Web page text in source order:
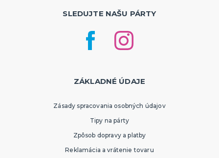
SLEDUJTE NAŠU PÁRTY
ZÁKLADNÉ ÚDAJE
Zásady spracovania osobných údajov
Tipy na párty
Zpôsob dopravy a platby
Reklamácia a vrátenie tovaru